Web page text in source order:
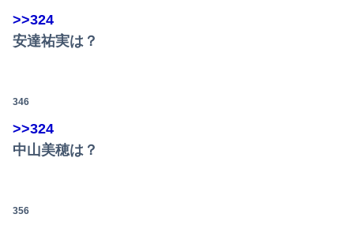
>>324
安達祐実は？
346
>>324
中山美穂は？
356